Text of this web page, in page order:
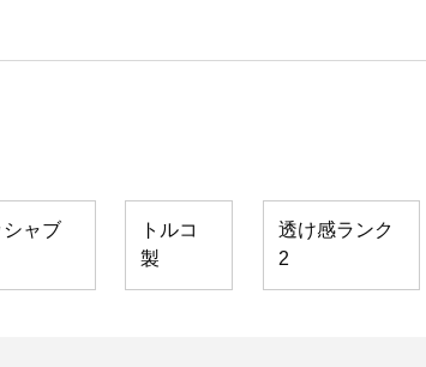
シャブ
トルコ
製
透け感ランク
2